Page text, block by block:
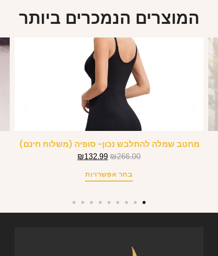
המוצרים הנמכרים ביותר
מחטב שמלה להתלבש נכון- סופיה (משלוח חינם)
₪266.00
₪132.99
בחר אפשרויות